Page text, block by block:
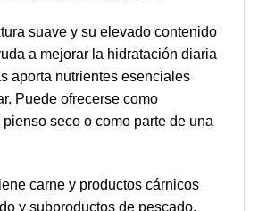
suave y su elevado contenido
a mejorar la hidratación diaria
aporta nutrientes esenciales
Puede ofrecerse como
seco o como parte de una
carne y productos cárnicos
y subproductos de pescado,